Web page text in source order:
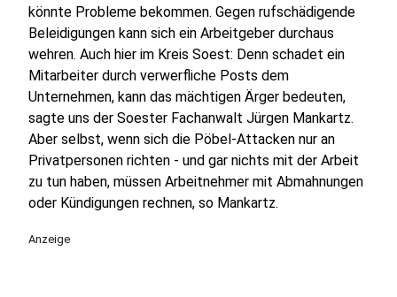
könnte Probleme bekommen. Gegen rufschädigende
Beleidigungen kann sich ein Arbeitgeber durchaus
wehren. Auch hier im Kreis Soest: Denn schadet ein
Mitarbeiter durch verwerfliche Posts dem
Unternehmen, kann das mächtigen Ärger bedeuten,
sagte uns der Soester Fachanwalt Jürgen Mankartz.
Aber selbst, wenn sich die Pöbel-Attacken nur an
Privatpersonen richten - und gar nichts mit der Arbeit
zu tun haben, müssen Arbeitnehmer mit Abmahnungen
oder Kündigungen rechnen, so Mankartz.
Anzeige